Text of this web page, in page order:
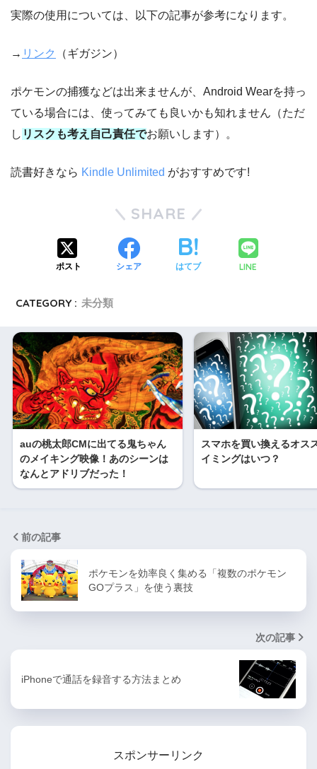
実際の使用については、以下の記事が参考になります。
→ リンク （ギガジン）
ポケモンの捕獲などは出来ませんが、Android Wearを持っ
ている場合には、使ってみても良いかも知れません（ただ
し リスクも考え自己責任でお願いします）。
読書好きなら Kindle Unlimited がおすすめです!
SHARE
ポスト シェア はてブ LINE
CATEGORY : 未分類
auの桃太郎CMに出てる鬼ちゃん
のメイキング映像！あのシーンは
なんとアドリブだった！
スマホを買い換えるオス
イミングはいつ？
前の記事
ポケモンを効率良く集める「複数のポケモン
GOプラス」を使う裏技
次の記事
iPhoneで通話を録音する方法まとめ
スポンサーリンク